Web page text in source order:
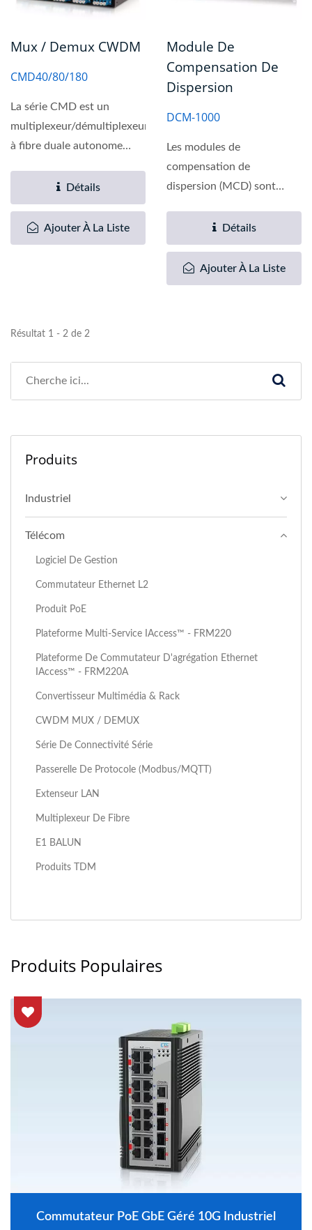
Mux / Demux CWDM
CMD40/80/180
La série CMD est un
multiplexeur/démultiplexeur
à fibre duale autonome
Détails
Ajouter À La Liste
Module De
Compensation De
Dispersion
DCM-1000
Les modules de
compensation de
dispersion (MCD) sont
dispersion des fibres...
Détails
Ajouter À La Liste
Résultat 1 - 2 de 2
Produits
Industriel
Télécom
Logiciel De Gestion
Commutateur Ethernet L2
Produit PoE
Plateforme Multi-Service IAccess™ - FRM220
Plateforme De Commutateur D'agrégation Ethernet
IAccess™ - FRM220A
Convertisseur Multimédia & Rack
CWDM MUX / DEMUX
Série De Connectivité Série
Passerelle De Protocole (Modbus/MQTT)
Extenseur LAN
Multiplexeur De Fibre
E1 BALUN
Produits TDM
Produits Populaires
Commutateur PoE GbE Géré 10G Industriel